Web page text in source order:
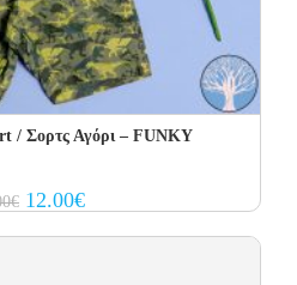
/ Σορτς Αγόρι – FUNKY
€ Original
price
12.00€Current
price